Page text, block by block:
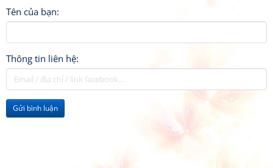
Tên của bạn:
Thông tin liên hệ:
Gửi bình luận